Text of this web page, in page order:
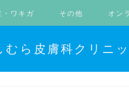
・ワキガ その他 オン
むら皮膚科クリニ